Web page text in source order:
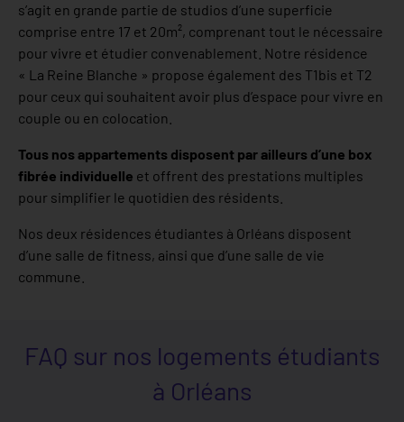
s’agit en grande partie de studios d’une superficie
comprise entre 17 et 20m², comprenant tout le nécessaire
pour vivre et étudier convenablement. Notre résidence
« La Reine Blanche » propose également des T1bis et T2
pour ceux qui souhaitent avoir plus d’espace pour vivre en
couple ou en colocation.
Tous nos appartements disposent par ailleurs d’une box
fibrée individuelle et offrent des prestations multiples
pour simplifier le quotidien des résidents.
Nos deux résidences étudiantes à Orléans disposent
d’une salle de fitness, ainsi que d’une salle de vie
commune.
FAQ sur nos logements étudiants
à Orléans